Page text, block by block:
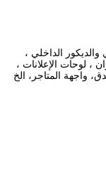
الداخلي ،
، لوحات الإعلانات ،
واجهة المتاجر، الخ